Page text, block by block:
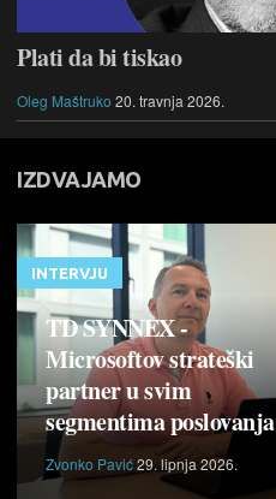
Plati da bi tiskao
Oleg Maštruko 20. travnja 2026.
IZDVAJAMO
INTERVJU
TD SYNNEX -
Microsoftov strateški
partner u svim
segmentima poslovanja
Zvonko Pavić29. lipnja 2026.